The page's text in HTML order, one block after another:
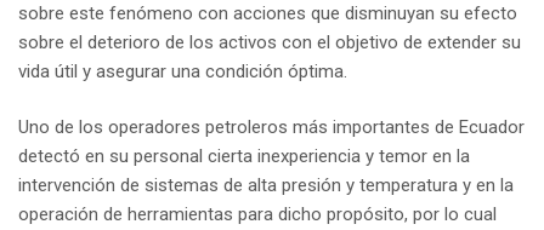
sobre este fenómeno con acciones que disminuyan su efecto
sobre el deterioro de los activos con el objetivo de extender su
vida útil y asegurar una condición óptima.
Uno de los operadores petroleros más importantes de Ecuador
detectó en su personal cierta inexperiencia y temor en la
intervención de sistemas de alta presión y temperatura y en la
operación de herramientas para dicho propósito, por lo cual